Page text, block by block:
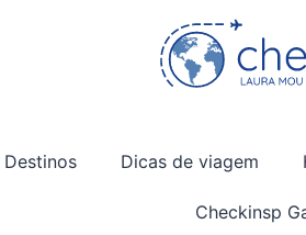
Destinos Dicas de viagem
Checkinsp